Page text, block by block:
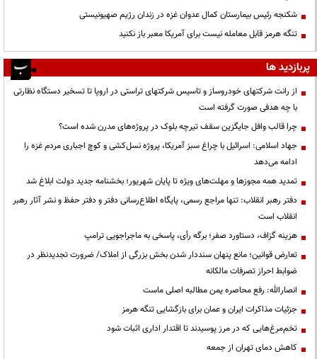
شکنجه رئیس بیمارستان کمال عدوان غزه در زندان رژیم صهیونیستی
تنگه هرمز قابل معامله نیست برای آمریکا معبر باز نکنید
پربازدید ها
از رانت‌ شرکتهای خودروساز و تاسیس شرکتهای تراستی در اروپا تا تسخیر دستگاه نظارتی
با چه هدفی صورت گرفته است
چرا قالب وافل جایگزین سقف تیرچه بلوک در پروژه‌های مدرن شده است؟
جهاد اسلامی: اسرائیل با چراغ سبز آمریکا، پروژه نسل‌کشی و کوچ اجباری مردم غزه را
ادامه می‌دهد
تمدید همه مجوزها و مهلت‌های ویژه تا پایان شهریور؛ بخشنامه جدید دولت ابلاغ شد
دفتر رهبر انقلاب: تنها مراجع رسمی، پایگاه اطلاع‌رسانی دفتر و دفتر حفظ و نشر آثار رهبر
انقلاب است
هزینه گزاف، دستاورد صفر؛ برگه رأی، پاسخی به ماجراجویی ترامپ
تعارض قوانین؛ مانع پنهان سنددار شدن بخش بزرگی از املاک/ ضرورت تجدیدنظر در
ضوابط احراز تصرفات مالکانه
انصارالله: رفع محاصره یمن مطالبه اصلی ماست
جزئیات مذاکرات ایران و عمان برای بازگشایی تنگه هرمز
تخم‌مرغ‌هایی که در مرز پوسیدند تا اقتدار اداری اثبات شود
کاهش دمای تهران از جمعه